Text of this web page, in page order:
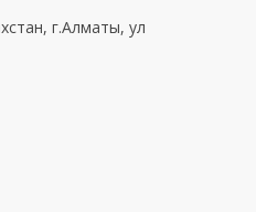
г.Алматы, ул